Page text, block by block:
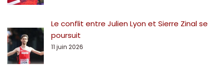
Le conflit entre Julien Lyon et Sierre Zinal se
poursuit
11 juin 2026